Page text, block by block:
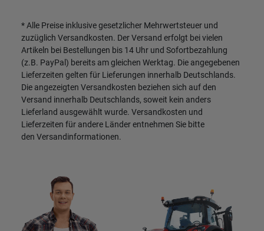
* Alle Preise inklusive gesetzlicher Mehrwertsteuer und
zuzüglich Versandkosten. Der Versand erfolgt bei vielen
Artikeln bei Bestellungen bis 14 Uhr und Sofortbezahlung
(z.B. PayPal) bereits am gleichen Werktag. Die angegebenen
Lieferzeiten gelten für Lieferungen innerhalb Deutschlands.
Die angezeigten Versandkosten beziehen sich auf den
Versand innerhalb Deutschlands, soweit kein anders
Lieferland ausgewählt wurde. Versandkosten und
Lieferzeiten für andere Länder entnehmen Sie bitte
den Versandinformationen.